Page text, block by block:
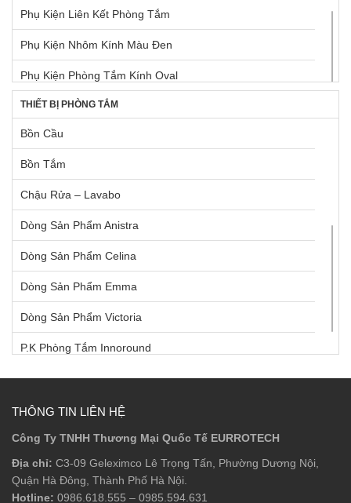
Tay Nâng Blum
Tay Nâng Hafele
Thùng Rác
Phụ Kiện Liên Kết Phòng Tắm
Phụ Kiện Nhôm Kính Màu Đen
Phụ Kiện Phòng Tắm Kính Oval
Phụ Kiện Phòng Tắm Kính Vuông
Ron Định Vị Kính
Tay Nắm Cửa Kính
THIẾT BỊ PHÒNG TẮM
Bồn Cầu
Bồn Tắm
Chậu Rửa – Lavabo
Dòng Sản Phẩm Anistra
Dòng Sản Phẩm Celina
Dòng Sản Phẩm Emma
Dòng Sản Phẩm Victoria
P.K Phòng Tắm Innoround
P.K Phòng Tắm Innosquare
Phụ Kiện Âm
Phụ Kiện Bồn Tắm
Phụ Kiện Phòng Tắm
Phụ Kiện Sen Tắm
THÔNG TIN LIÊN HỆ
Công Ty TNHH Thương Mại Quốc Tế EURROTECH
Địa chỉ: C3-09 Geleximco Lê Trọng Tấn, Phường Dương Nội,
Quận Hà Đông, Thành Phố Hà Nội.
Hotline: 0986.618.555 – 0985.594.631